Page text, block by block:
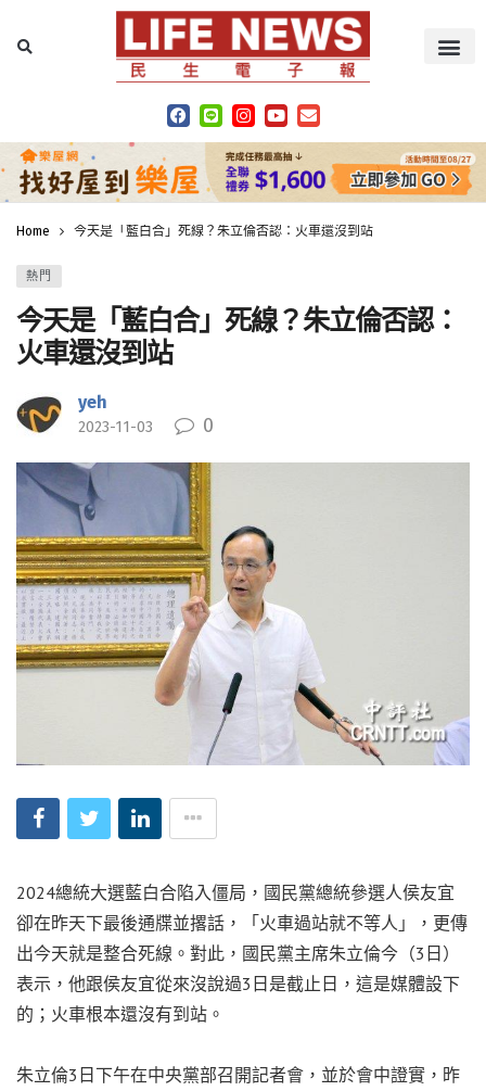
Home 今天是「藍白合」死線？朱立倫否認：火車還沒到站
熱門
今天是「藍白合」死線？朱立倫否認：
火車還沒到站
yeh
2023-11-03 0
2024總統大選藍白合陷入僵局，國民黨總統參選人侯友宜
卻在昨天下最後通牒並撂話，「火車過站就不等人」，更傳
出今天就是整合死線。對此，國民黨主席朱立倫今（3日）
表示，他跟侯友宜從來沒說過3日是截止日，這是媒體設下
的；火車根本還沒有到站。
朱立倫3日下午在中央黨部召開記者會，並於會中證實，昨